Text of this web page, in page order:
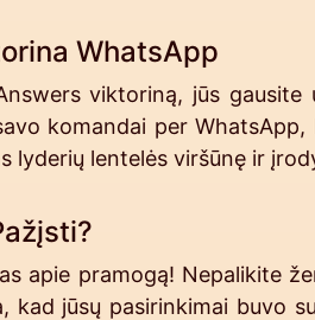
WhatsApp
viktoriną, jūs
komandai per
lyderių lentelės viršūnę ir
apie pramogą! Nepalikite
kad jūsų pasirinkimai buvo